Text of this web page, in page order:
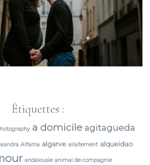
Étiquettes :
a domicile agitagueda
Alfama algarve allaitement alqueidao
andalousie animal de compagnie